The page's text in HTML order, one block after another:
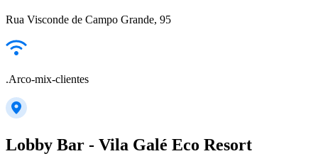
Rua Visconde de Campo Grande, 95
.Arco-mix-clientes
Lobby Bar - Vila Galé Eco Resort